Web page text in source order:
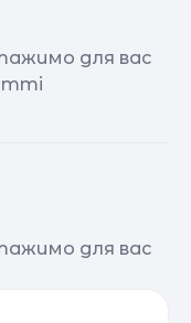
для вас
для вас